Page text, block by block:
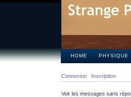
HOME PHYSIQUE
Connexion Inscription
Voir les messages sans